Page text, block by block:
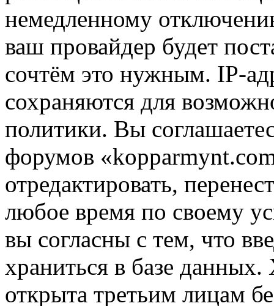
немедленному
ваш провайдер будет
сочтём это нужным. IP-
сохраняются для
политики. Вы
форумов
отредактировать,
любое время по своему
вы согласны с тем, что
храниться в базе
открыта третьим лицам